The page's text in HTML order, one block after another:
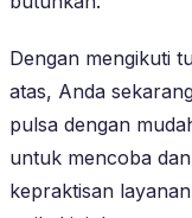
Dengan mengikuti
atas, Anda
pulsa dengan
untuk mencoba
kepraktisan